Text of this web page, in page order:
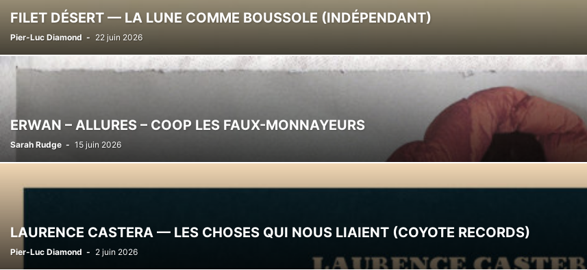
FILET DÉSERT — LA LUNE COMME BOUSSOLE (INDÉPENDANT)
Pier-Luc Diamond - 22 juin 2026
ERWAN – ALLURES – COOP LES FAUX-MONNAYEURS
Sarah Rudge - 15 juin 2026
LAURENCE CASTERA — LES CHOSES QUI NOUS LIAIENT (COYOTE RECORDS)
Pier-Luc Diamond - 2 juin 2026